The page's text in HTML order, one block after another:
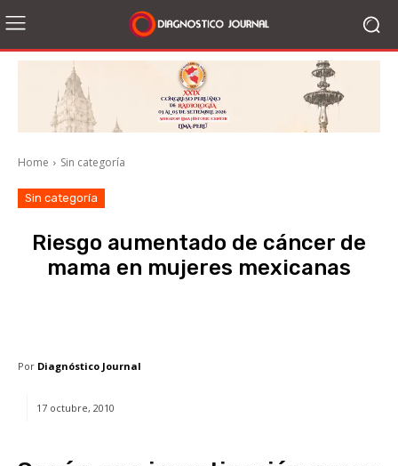
Home Sin categoría
Sin categoría
Riesgo aumentado de cáncer de
mama en mujeres mexicanas
Por Diagnóstico Journal
17 octubre, 2010